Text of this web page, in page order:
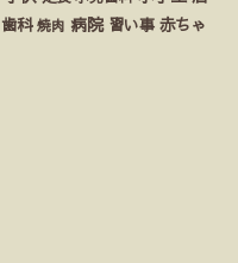
歯科 焼肉 病院 習い事 赤ちゃ